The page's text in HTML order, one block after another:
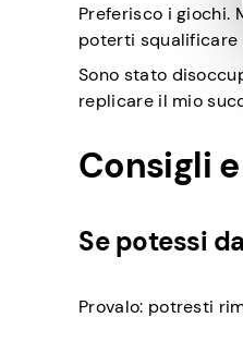
Preferisco i giochi.
poterti squalificare
Sono stato
replicare il mio
Consigli
Se potessi
Provalo: potresti